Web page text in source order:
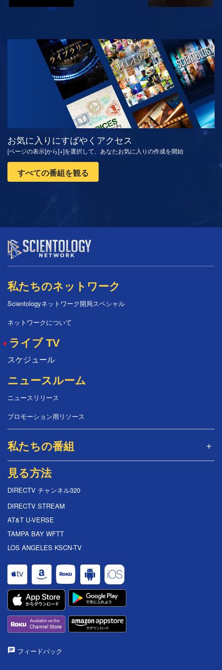
観る シリーズを探求
お気に入りにすばやくアクセス
[ページの表示]から[+]を選択して、あなたお気に入りの作成を開始
すべての番組を観る
私たちのネットワーク
Scientologyネットワーク開局スペシャル
ネットワークについて
ライブ TV
スケジュール
ニュースルーム
ニュースリリース
プロモーション用リソース
私たちの番組
見る方法
DIRECTV チャンネル320
DIRECTV STREAM
AT&T U-VERSE
TAMPA BAY WFTT
LOS ANGELES KSCN-TV
フィードバック